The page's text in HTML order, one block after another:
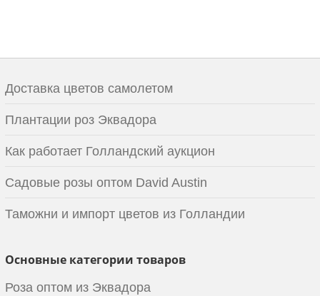
Доставка цветов самолетом
Плантации роз Эквадора
Как работает Голландский аукцион
Садовые розы оптом David Austin
Таможни и импорт цветов из Голландии
Основные категории товаров
Роза оптом из Эквадора